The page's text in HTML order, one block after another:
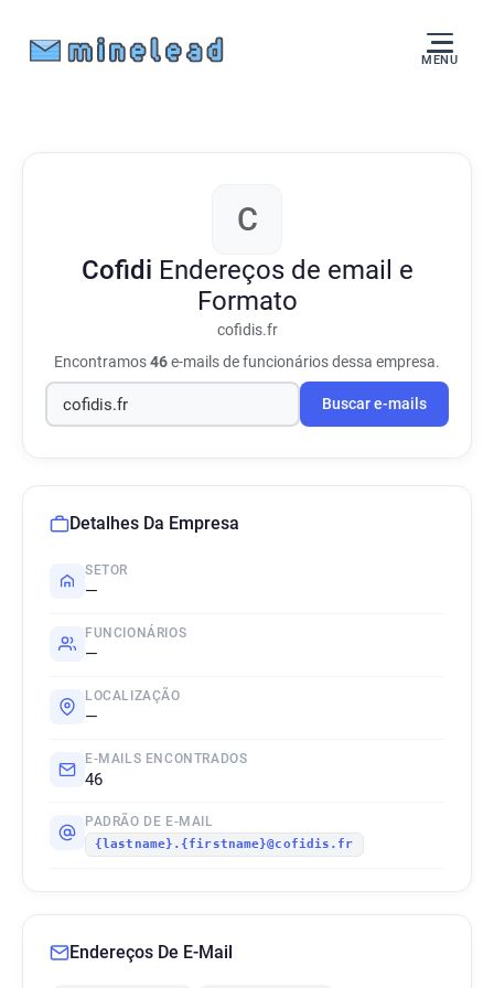
MENU
C
Cofidi Endereços de email e
Formato
cofidis.fr
Encontramos46e-mails de funcionários dessa empresa.
Buscar e-mails
Detalhes Da Empresa
SETOR
—
FUNCIONÁRIOS
—
LOCALIZAÇÃO
—
E-MAILS ENCONTRADOS
46
PADRÃO DE E-MAIL
{lastname}.{firstname}@cofidis.fr
Endereços De E-Mail